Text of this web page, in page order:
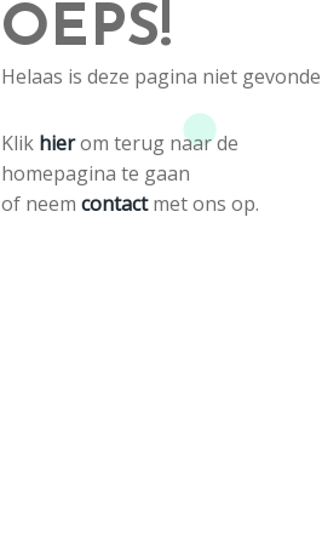
OEPS!
Helaas is deze pagina niet
Klik hierom terug naar de
homepagina te gaan
of neem contactmet ons op.